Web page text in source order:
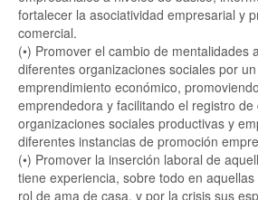
fortalecer la asociatividad empresarial y
comercial.
(•) Promover el cambio de mentalidades
diferentes organizaciones sociales por
emprendimiento económico,
emprendedora y facilitando el registro de
organizaciones sociales productivas y
diferentes instancias de promoción
(•) Promover la inserción laboral de
tiene experiencia, sobre todo en
rol de ama de casa, y por la crisis sus